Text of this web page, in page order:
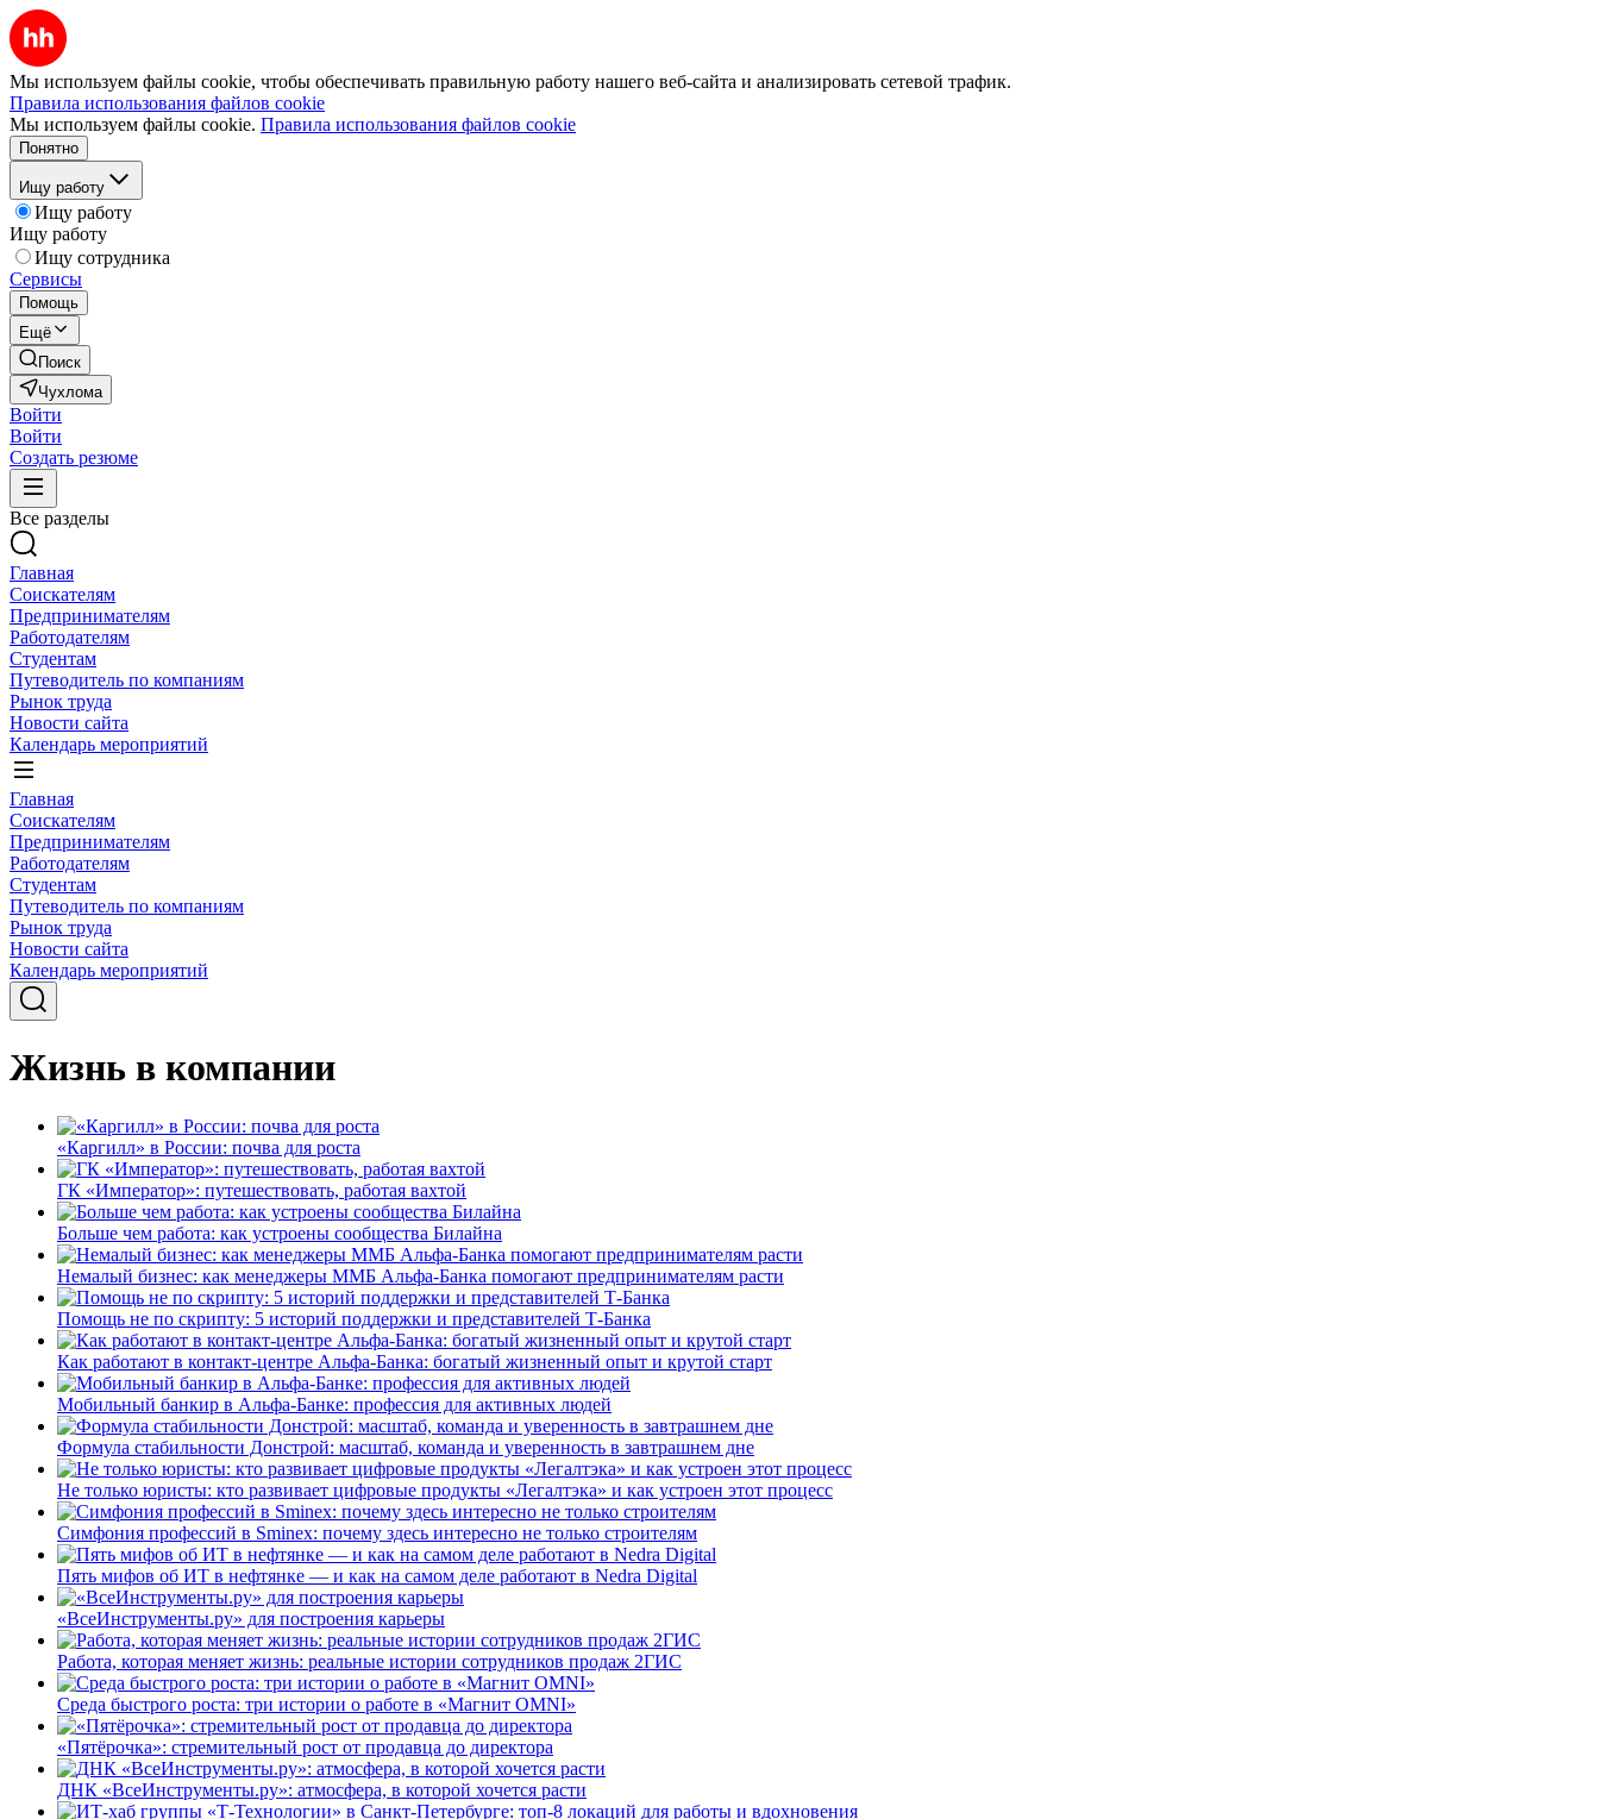
Мы используем файлы cookie, чтобы обеспечивать правильную работу нашего веб-сайта и анализировать сетевой трафик.
Правила использования файлов cookie
Мы используем файлы cookie. Правила использования файлов cookie
Понятно
Ищу работу
Ищу работу
Ищу работу
Ищу сотрудника
Сервисы
Помощь
Ещё
Поиск
Чухлома
Войти
Войти
Создать резюме
Все разделы
Главная
Соискателям
Предпринимателям
Работодателям
Студентам
Путеводитель по компаниям
Рынок труда
Новости сайта
Календарь мероприятий
Главная
Соискателям
Предпринимателям
Работодателям
Студентам
Путеводитель по компаниям
Рынок труда
Новости сайта
Календарь мероприятий
Жизнь в компании
«Каргилл» в России: почва для роста
ГК «Император»: путешествовать, работая вахтой
Больше чем работа: как устроены сообщества Билайна
Немалый бизнес: как менеджеры ММБ Альфа-Банка помогают предпринимателям расти
Помощь не по скрипту: 5 историй поддержки и представителей Т-Банка
Как работают в контакт-центре Альфа-Банка: богатый жизненный опыт и крутой старт
Мобильный банкир в Альфа-Банке: профессия для активных людей
Формула стабильности Донстрой: масштаб, команда и уверенность в завтрашнем дне
Не только юристы: кто развивает цифровые продукты «Легалтэка» и как устроен этот процесс
Симфония профессий в Sminex: почему здесь интересно не только строителям
Пять мифов об ИТ в нефтянке — и как на самом деле работают в Nedra Digital
«ВсеИнструменты.ру» для построения карьеры
Работа, которая меняет жизнь: реальные истории сотрудников продаж 2ГИС
Среда быстрого роста: три истории о работе в «Магнит OMNI»
«Пятёрочка»: стремительный рост от продавца до директора
ДНК «ВсеИнструменты.ру»: атмосфера, в которой хочется расти